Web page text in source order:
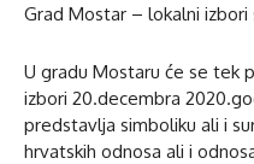
Grad Mostar – lokalni
U gradu Mostaru će se tek
izbori 20.decembra
predstavlja simboliku ali i
hrvatskih odnosa ali i